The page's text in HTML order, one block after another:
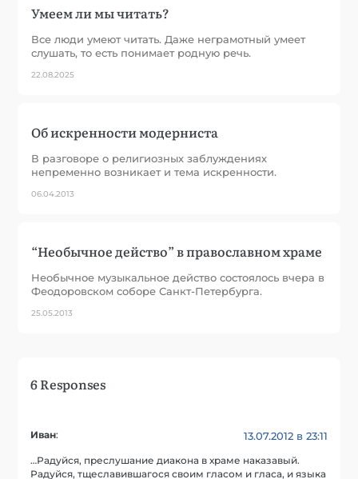
Умеем ли мы читать?
Все люди умеют читать. Даже неграмотный умеет
слушать, то есть понимает родную речь.
22.08.2025
Об искренности модерниста
В разговоре о религиозных заблуждениях
непременно возникает и тема искренности.
06.04.2013
“Необычное действо” в православном храме
Необычное музыкальное действо состоялось вчера в
Феодоровском соборе Санкт-Петербурга.
25.05.2013
6 Responses
Иван: 13.07.2012 в 23:11
…Радуйся, преслушание диакона в храме наказавый.
Радуйся, тщеславившагося своим гласом и гласа, и языка